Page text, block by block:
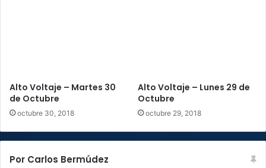
á
n
c
r
Alto Voltaje – Martes 30
de Octubre
octubre 30, 2018
Alto Voltaje – Lunes 29 de
Octubre
octubre 29, 2018
Por Carlos Bermúdez